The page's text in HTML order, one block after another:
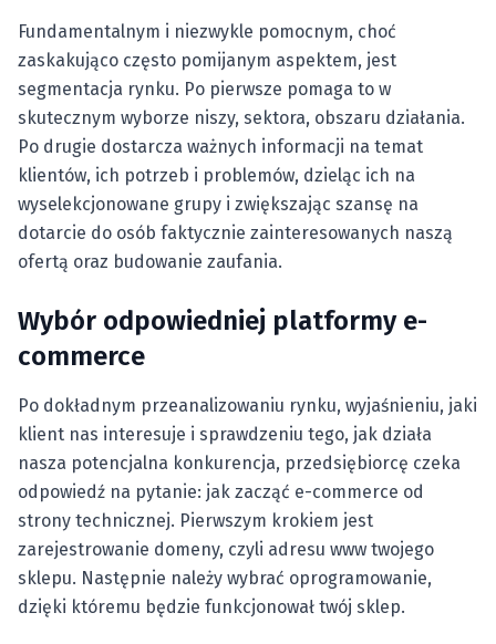
Fundamentalnym i niezwykle pomocnym, choć
zaskakująco często pomijanym aspektem, jest
segmentacja rynku. Po pierwsze pomaga to w
skutecznym wyborze niszy, sektora, obszaru działania.
Po drugie dostarcza ważnych informacji na temat
klientów, ich potrzeb i problemów, dzieląc ich na
wyselekcjonowane grupy i zwiększając szansę na
dotarcie do osób faktycznie zainteresowanych naszą
ofertą oraz budowanie zaufania.
Wybór odpowiedniej platformy e-
commerce
Po dokładnym przeanalizowaniu rynku, wyjaśnieniu, jaki
klient nas interesuje i sprawdzeniu tego, jak działa
nasza potencjalna konkurencja, przedsiębiorcę czeka
odpowiedź na pytanie: jak zacząć e-commerce od
strony technicznej. Pierwszym krokiem jest
zarejestrowanie domeny, czyli adresu www twojego
sklepu. Następnie należy wybrać oprogramowanie,
dzięki któremu będzie funkcjonował twój sklep.